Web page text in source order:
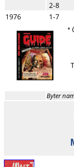
2-8
1976
1-7
*
Byter